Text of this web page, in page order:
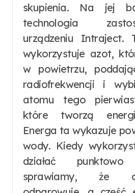
skupienia. Na jej
technologia
urządzeniu Intraject.
wykorzystuje azot,
w powietrzu,
radiofrekwencji i
atomu tego
które tworzą
Energa ta wykazuje
wody. Kiedy
działać
sprawiamy, że